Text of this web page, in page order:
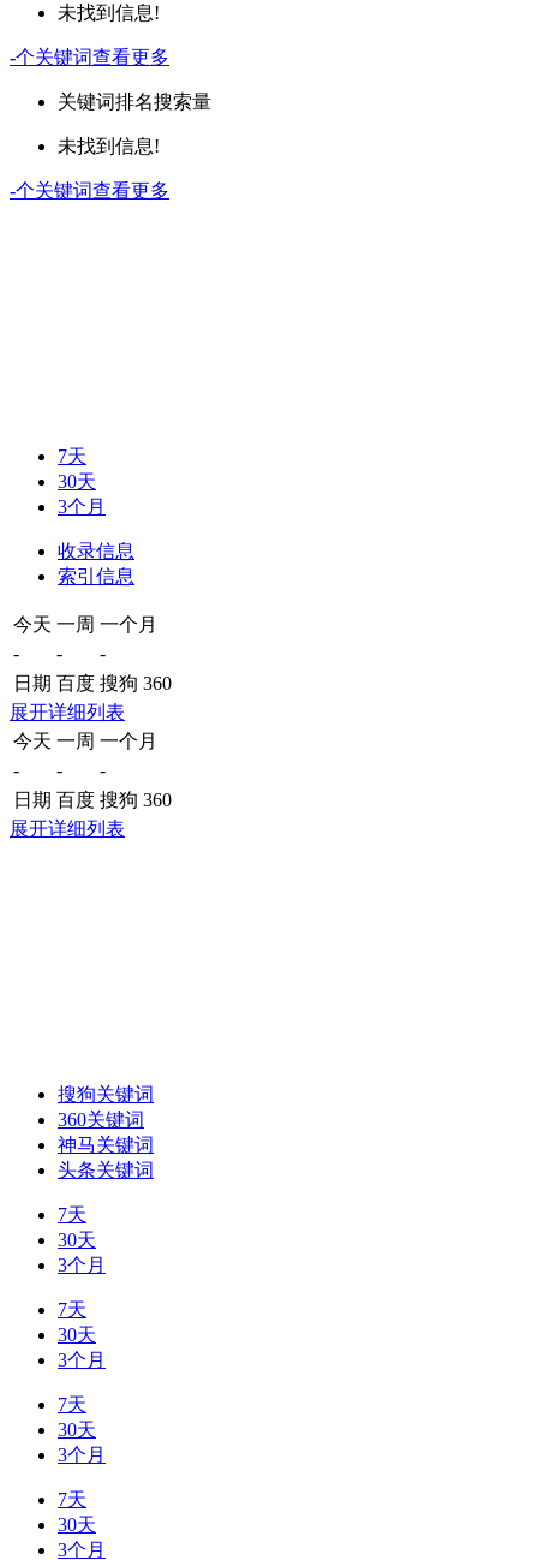
未找到信息!
-个关键词查看更多
关键词排名搜索量
未找到信息!
-个关键词查看更多
7天
30天
3个月
收录信息
索引信息
今天 一周 一个月
-
-
-
日期 百度 搜狗 360
展开详细列表
今天 一周 一个月
-
-
-
日期 百度 搜狗 360
展开详细列表
搜狗关键词
360关键词
神马关键词
头条关键词
7天
30天
3个月
7天
30天
3个月
7天
30天
3个月
7天
30天
3个月